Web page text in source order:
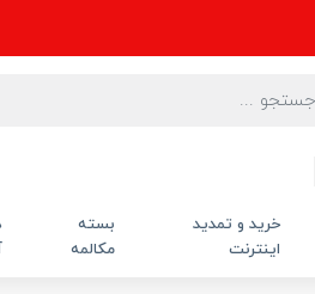
خرید و تمدید
اینترنت
بسته
مکالمه